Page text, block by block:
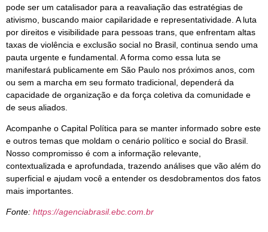
pode ser um catalisador para a reavaliação das estratégias de
ativismo, buscando maior capilaridade e representatividade. A luta
por direitos e visibilidade para pessoas trans, que enfrentam altas
taxas de violência e exclusão social no Brasil, continua sendo uma
pauta urgente e fundamental. A forma como essa luta se
manifestará publicamente em São Paulo nos próximos anos, com
ou sem a marcha em seu formato tradicional, dependerá da
capacidade de organização e da força coletiva da comunidade e
de seus aliados.
Acompanhe o Capital Política para se manter informado sobre este
e outros temas que moldam o cenário político e social do Brasil.
Nosso compromisso é com a informação relevante,
contextualizada e aprofundada, trazendo análises que vão além do
superficial e ajudam você a entender os desdobramentos dos fatos
mais importantes.
Fonte: https://agenciabrasil.ebc.com.br